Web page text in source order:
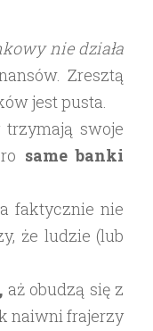
nie działa
Zresztą
jest pusta.
swoje
same banki
faktycznie nie
że ludzie (lub
, aż obudzą się z
naiwni frajerzy